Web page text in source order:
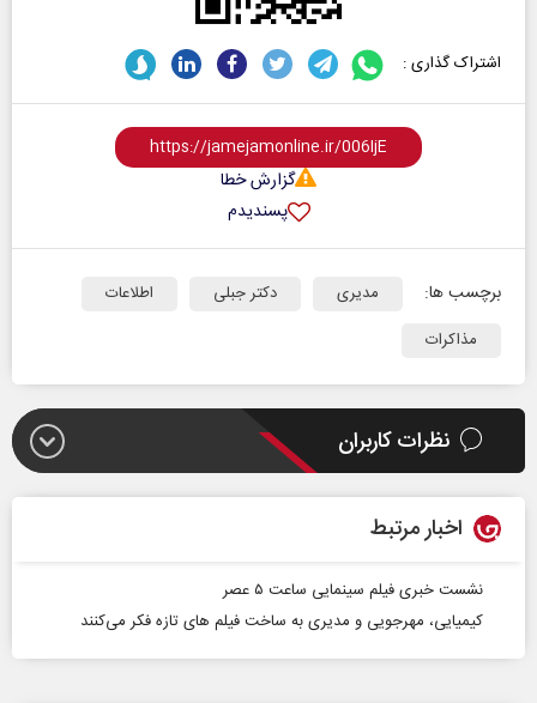
اشتراک گذاری :
گزارش خطا
پسندیدم
برچسب ها: مدیری دکتر جبلی
اطلاعات
مذاکرات
نظرات کاربران
اخبار مرتبط
نشست خبری فیلم سینمایی ساعت ۵ عصر
کیمیایی، مهرجویی و مدیری به ساخت فیلم های تازه فکر می‌کنند